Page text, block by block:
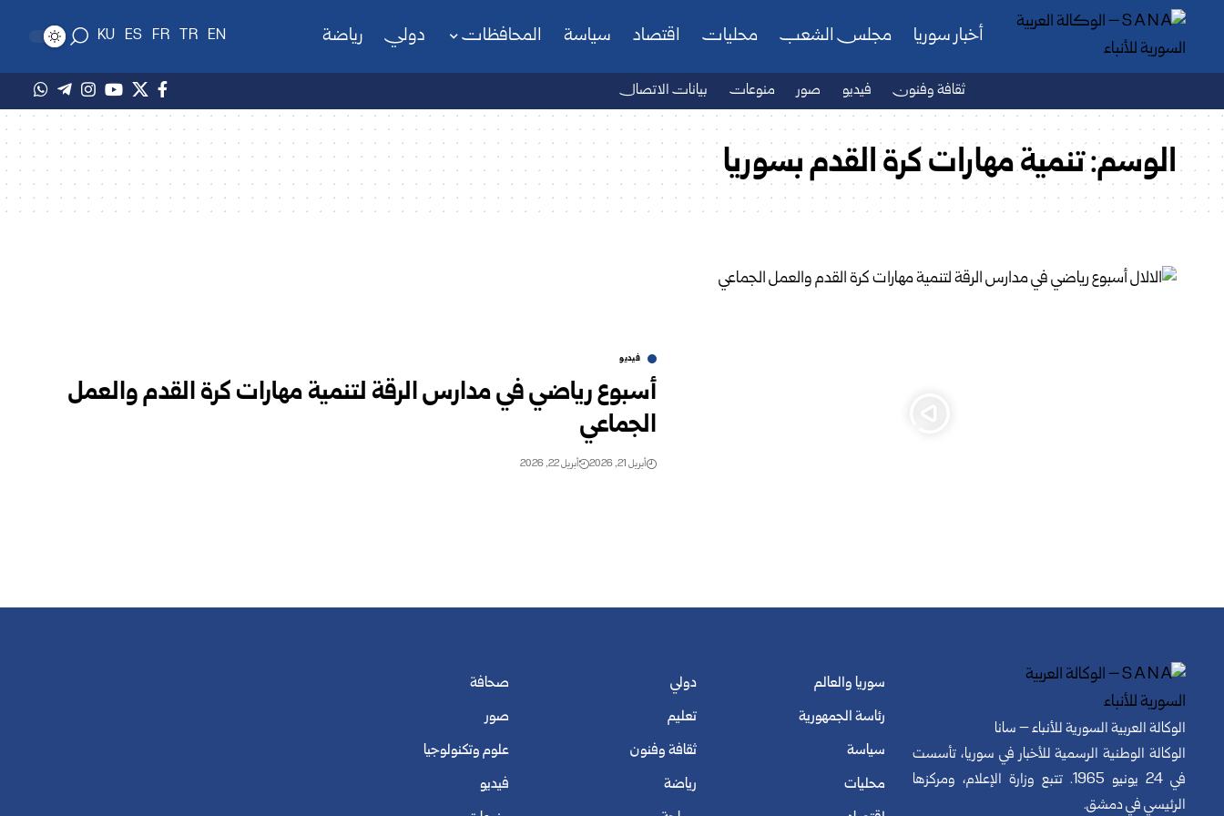
أخبار سوريا مجلس الشعب محليات اقتصاد سياسة المحافظات دولي رياضة EN
TR
FR
ES
KU
ثقافة وفنون فيديو صور منوعات بيانات الاتصال
الوسم:تنمية مهارات كرة القدم بسوريا
فيديو
أسبوع رياضي في مدارس الرقة لتنمية مهارات كرة القدم والعمل
الجماعي
أبريل 21, 2026 أبريل 22, 2026
الوكالة العربية السورية للأنباء – سانا
الوكالة الوطنية الرسمية للأخبار في سوريا، تأسست
في 24 يونيو 1965. تتبع وزارة الإعلام، ومركزها
الرئيسي في دمشق.
سوريا والعالم
رئاسة الجمهورية
سياسة
محليات
دولي
تعليم
ثقافة وفنون
رياضة
صحافة
صور
علوم وتكنولوجيا
فيديو